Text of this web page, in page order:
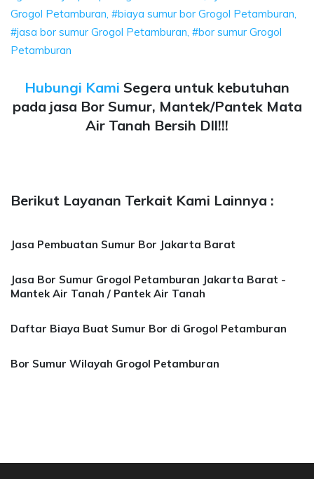
Grogol Petamburan, #biaya sumur bor Grogol Petamburan,
#jasa bor sumur Grogol Petamburan, #bor sumur Grogol
Petamburan
Hubungi Kami Segera untuk kebutuhan
pada jasa Bor Sumur, Mantek/Pantek Mata
Air Tanah Bersih Dll!!!
Berikut Layanan Terkait Kami Lainnya :
Jasa Pembuatan Sumur Bor Jakarta Barat
Jasa Bor Sumur Grogol Petamburan Jakarta Barat -
Mantek Air Tanah / Pantek Air Tanah
Daftar Biaya Buat Sumur Bor di Grogol Petamburan
Bor Sumur Wilayah Grogol Petamburan